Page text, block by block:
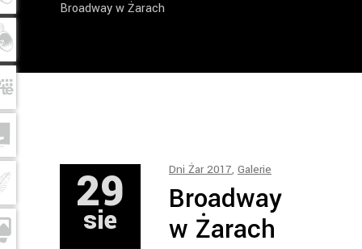
Broadway w Żarach
29
sie
Dni Żar 2017, Galerie
Broadway
w Żarach